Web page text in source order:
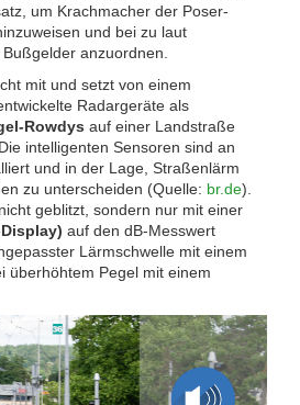
um Krachmacher der Poser-
und bei zu laut
anzuordnen.
mit und setzt von einem
Radargeräte als
Rowdys auf einer Landstraße
intelligenten Sensoren sind an
und in der Lage, Straßenlärm
zu unterscheiden (Quelle: br.de).
geblitzt, sondern nur mit einer
auf den dB-Messwert
Lärmschwelle mit einem
überhöhtem Pegel mit einem